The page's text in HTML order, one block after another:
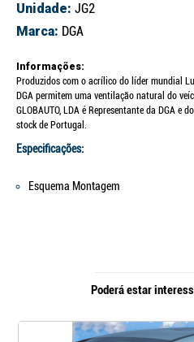
Unidade: JG2
Marca: DGA
Informações:
Produzidos com o acrílico do líder mundial
DGA permitem uma ventilação natural do
GLOBAUTO, LDA é Representante da DGA e
stock de Portugal.
Especificações:
Esquema Montagem
Poderá estar